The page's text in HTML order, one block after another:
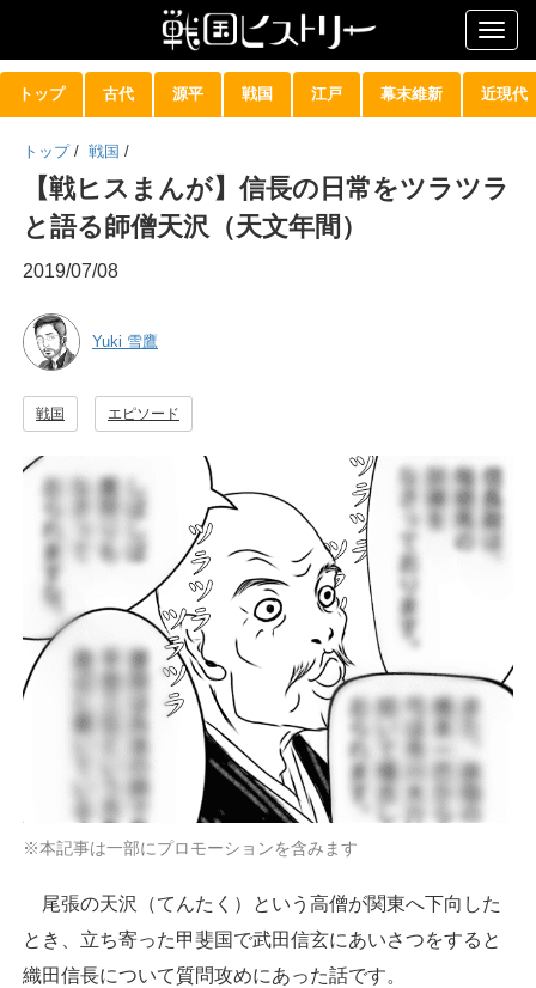
トップ 古代 源平 戦国 江戸 幕末維新 近現代
トップ / 戦国 /
【戦ヒスまんが】信長の日常をツラツラ
と語る師僧天沢（天文年間）
2019/07/08
Yuki 雪鷹
戦国 エピソード
※本記事は一部にプロモーションを含みます
尾張の天沢（てんたく）という高僧が関東へ下向した
とき、立ち寄った甲斐国で武田信玄にあいさつをすると
織田信長について質問攻めにあった話です。